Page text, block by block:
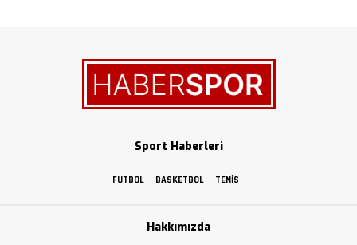
Sport Haberleri
FUTBOL BASKETBOL TENIS
Hakkımızda